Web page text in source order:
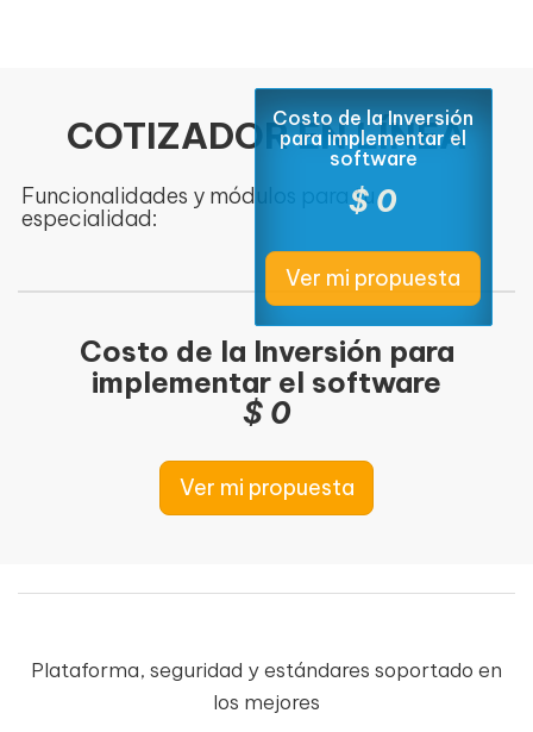
COTIZADOR EN LÍNEA
Funcionalidades y módulos para tu
especialidad:
Costo de la Inversión
para implementar el
software
$ 0
Costo de la Inversión para
implementar el software
$ 0
Ver mi propuesta
Plataforma, seguridad y estándares soportado en
los mejores